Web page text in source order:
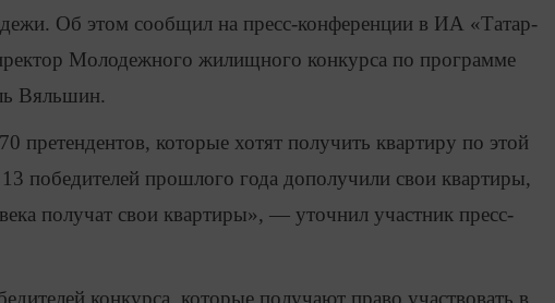
Об этом сообщил на пресс-конференции в ИА «Татар-
Молодежного жилищного конкурса по программе
Вяльшин.
претендентов, которые хотят получить квартиру по этой
победителей прошлого года дополучили свои квартиры,
получат свои квартиры», — уточнил участник пресс-
конкурса, которые получают право участвовать в